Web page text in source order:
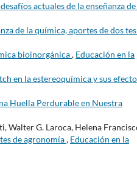
actuales de la enseñanza
de la química, aportes de dos
bioinorgánica, Educación en la
en la estereoquímica y sus
Huella Perdurable en Nuestra
Walter G. Laroca, Helena
de agronomía, Educación en la